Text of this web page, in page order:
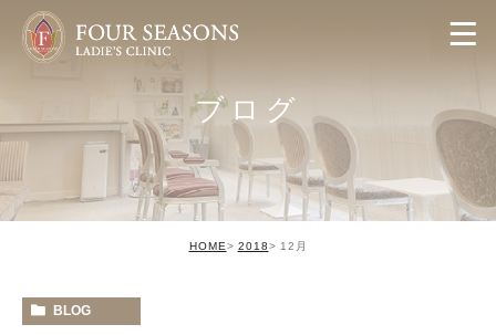
ブログ
HOME 2018 12月
BLOG